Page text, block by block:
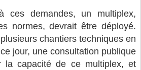
ces demandes, un multiplex,
normes, devrait être déployé.
chantiers techniques en
jour, une consultation publique
la capacité de ce multiplex, et